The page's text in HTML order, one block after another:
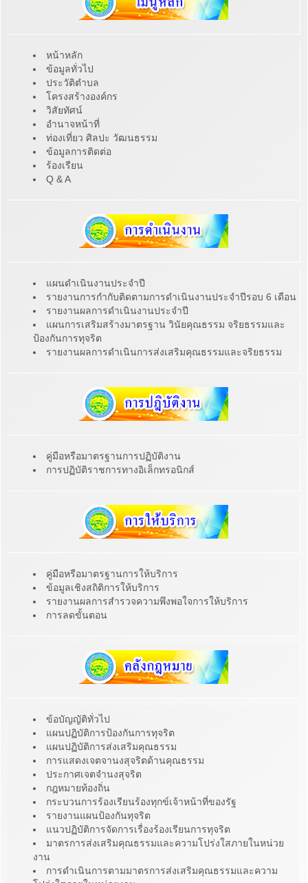
หน้าหลัก
ข้อมูลทั่วไป
ประวัติตำบล
โครงสร้างองค์กร
วิสัยทัศน์
อำนาจหน้าที่
ท่องเที่ยว ศิลปะ วัฒนธรรม
ข้อมูลการติดต่อ
ร้องเรียน
Q & A
แผนดำเนินงานประจำปี
รายงานการกำกับติดตามการดำเนินงานประจำปีรอบ 6 เดือน
รายงานผลการดำเนินงานประจำปี
แผนการเสริมสร้างมาตรฐาน วินัยคุณธรรม จริยธรรมและ
ป้องกันการทุจริต
รายงานผลการดำเนินการส่งเสริมคุณธรรมและจริยธรรม
คู่มือหรือมาตรฐานการปฏิบัติงาน
การปฏิบัติราชการทางอิเล็กทรอนิกส์
คู่มือหรือมาตรฐานการให้บริการ
ข้อมูลเชิงสถิติการให้บริการ
รายงานผลการสำรวจความพึงพอใจการให้บริการ
การลดขั้นตอน
ข้อบัญญัติทั่วไป
แผนปฏิบัติการป้องกันการทุจริต
แผนปฏิบัติการส่งเสริมคุณธรรม
การแสดงเจตจานงสุจริตด้านคุณธรรม
ประกาศเจตจำนงสุจริต
กฎหมายท้องถิ่น
กระบวนการร้องเรียนร้องทุกข์เจ้าหน้าที่ของรัฐ
รายงานแผนป้องกันทุจริต
แนวปฏิบัติการจัดการเรื่องร้องเรียนการทุจริต
มาตรการส่งเสริมคุณธรรมและความโปร่งใสภายในหน่วย
งาน
การดำเนินการตามมาตรการส่งเสริมคุณธรรมและความ